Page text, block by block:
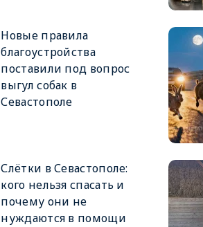
Новые правила
благоустройства
поставили под вопрос
выгул собак в
Севастополе
Слётки в Севастополе:
кого нельзя спасать и
почему они не
нуждаются в помощи